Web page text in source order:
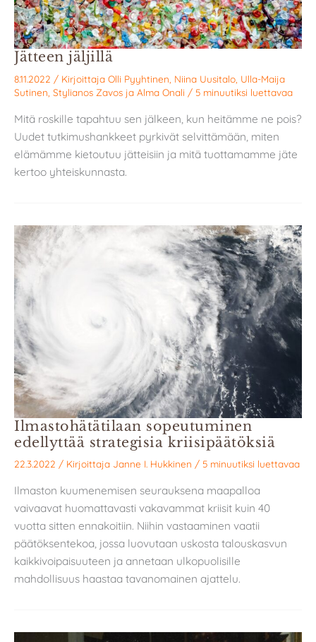
Jätteen jäljillä
8.11.2022 / Kirjoittaja Olli Pyyhtinen Niina Uusitalo Ulla-Maija
Sutinen Stylianos Zavos ja Alma Onali / 5 minuutiksi luettavaa
Mitä roskille tapahtuu sen jälkeen, kun heitämme ne pois?
Uudet tutkimushankkeet pyrkivät selvittämään, miten
elämämme kietoutuu jätteisiin ja mitä tuottamamme jäte
kertoo yhteiskunnasta.
Ilmastohätätilaan sopeutuminen
edellyttää strategisia kriisipäätöksiä
22.3.2022 / Kirjoittaja Janne I. Hukkinen / 5 minuutiksi luettavaa
Ilmaston kuumenemisen seurauksena maapalloa
vaivaavat huomattavasti vakavammat kriisit kuin 40
vuotta sitten ennakoitiin. Niihin vastaaminen vaatii
päätöksentekoa, jossa luovutaan uskosta talouskasvun
kaikkivoipaisuuteen ja annetaan ulkopuolisille
mahdollisuus haastaa tavanomainen ajattelu.